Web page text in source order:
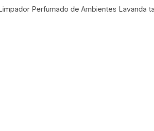
Perfumado de Ambientes Lavanda